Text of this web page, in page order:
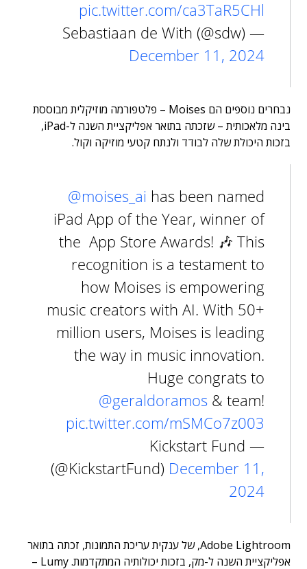
pic.twitter.com/ca3TaR5CHl
— Sebastiaan de With (@sdw)
December 11, 2024
נבחרים נוספים הם Moises – פלטפורמה מוזיקלית מבוססת
בינה מלאכותית – שזכתה בתואר אפליקציית השנה ל-iPad,
בזכות היכולת שלה לבודד ולנתח קטעי מוזיקה וקול.
@moises_ai has been named
iPad App of the Year, winner of
the App Store Awards! 🎶 This
recognition is a testament to
how Moises is empowering
music creators with AI. With 50+
million users, Moises is leading
the way in music innovation.
Huge congrats to
@geraldoramos & team!
pic.twitter.com/mSMCo7z003
— Kickstart Fund
(@KickstartFund) December 11,
2024
Adobe Lightroom, של ענקית עריכת התמונות, זכתה בתואר
אפליקציית השנה ל-מק, בזכות יכולותיה המתקדמות. Lumy –